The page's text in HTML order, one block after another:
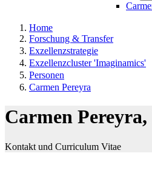
Home
Forschung & Transfer
Exzellenzstrategie
Exzellenzcluster 'Imaginamics'
Personen
Carmen Pereyra
Carmen
Kontakt und Curriculum Vitae